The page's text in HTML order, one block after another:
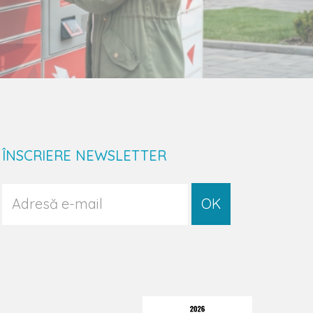
ÎNSCRIERE NEWSLETTER
OK